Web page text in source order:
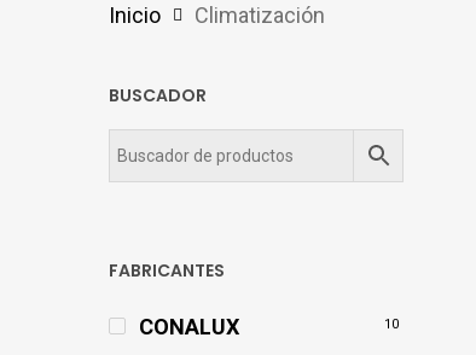
Inicio Climatización
BUSCADOR
FABRICANTES
CONALUX 10